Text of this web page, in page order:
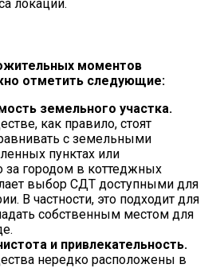
локации.
моментов
отметить следующие:
земельного участка.
как правило, стоят
с земельными
пунктах или
за городом в коттеджных
выбор СДТ доступными для
В частности, это подходит для
собственным местом для
и привлекательность.
нередко расположены в